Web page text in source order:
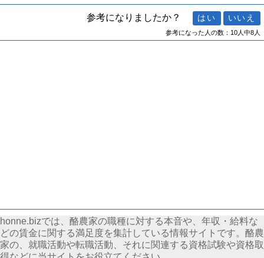
参考になりましたか？
参考になった人の数：10人中8人
honne.bizでは、酪農家の職種に対する本音や、年収・給料な
どの賃金に関する満足度を集計している情報サイトです。酪農
家の、就職活動や転職活動、それに関連する資格試験や資格取